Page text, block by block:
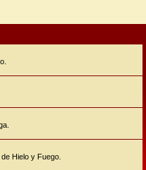
Hielo y Fuego.